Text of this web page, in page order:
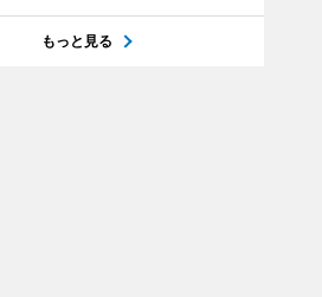
もっと見る